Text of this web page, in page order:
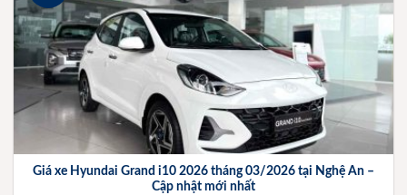
Giá xe Hyundai Grand i10 2026 tháng 03/2026 tại Nghệ An –
Cập nhật mới nhất